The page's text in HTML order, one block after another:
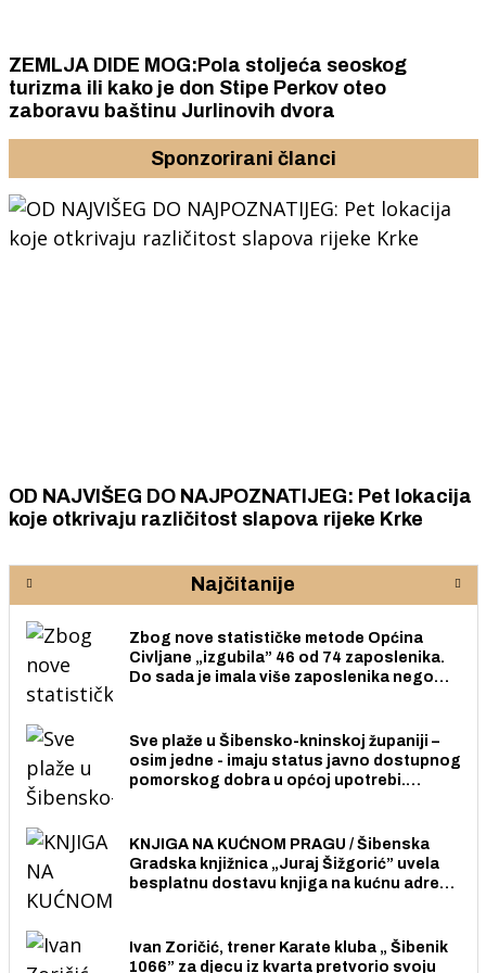
ZEMLJA DIDE MOG:Pola stoljeća seoskog
turizma ili kako je don Stipe Perkov oteo
zaboravu baštinu Jurlinovih dvora
Sponzorirani članci
OD NAJVIŠEG DO NAJPOZNATIJEG: Pet lokacija
koje otkrivaju različitost slapova rijeke Krke
Najčitanije
Zbog nove statističke metode Općina
Civljane „izgubila” 46 od 74 zaposlenika.
Do sada je imala više zaposlenika nego
Sve plaže u Šibensko-kninskoj županiji –
osim jedne - imaju status javno dostupnog
pomorskog dobra u općoj upotrebi.
KNJIGA NA KUĆNOM PRAGU / Šibenska
Gradska knjižnica „Juraj Šižgorić” uvela
besplatnu dostavu knjiga na kućnu adresu
Ivan Zoričić, trener Karate kluba „ Šibenik
1066” za djecu iz kvarta pretvorio svoju